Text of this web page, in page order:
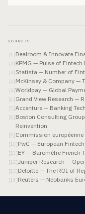
SOURCES
[1 ]Dealroom & Innovate
[2]KPMG — Pulse of
[ 3]Statista — Number of
[4 ]McKinsey & Company —
[5]Worldpay — Global
[6 ]Grand View Research —
[7 ]Accenture — Banking
[8]Boston Consulting
Reinvention
[9 ]Commission
[10]PwC — European
[11 ]EY — Baromètre French
[12]Juniper Research —
[13]Deloitte — The ROI of
[14 ]Reuters — Neobanks